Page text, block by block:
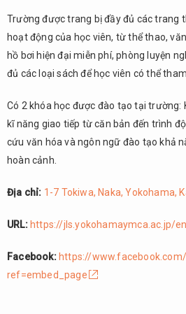
Trường được trang bị đầy đủ các trang
hoạt động của học viên, từ thể thao,
hồ bơi hiện đại miễn phí, phòng luyện
đủ các loại sách để học viên có thể
Có 2 khóa học được đào tạo tại trường:
kĩ năng giao tiếp từ căn bản đến trình
cứu văn hóa và ngôn ngữ đào tạo khả
hoàn cảnh.
Địa chỉ: 1-7 Tokiwa, Naka, Yokohama,
URL: https://jls.yokohamaymca.ac.jp/
Facebook: https://
ref=embed_page